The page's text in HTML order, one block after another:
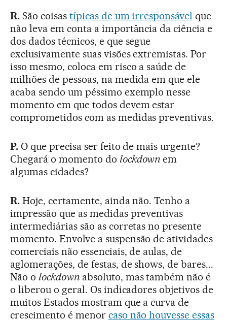
R. São coisas típicas de um irresponsável que
não leva em conta a importância da ciência e
dos dados técnicos, e que segue
exclusivamente suas visões extremistas. Por
isso mesmo, coloca em risco a saúde de
milhões de pessoas, na medida em que ele
acaba sendo um péssimo exemplo nesse
momento em que todos devem estar
comprometidos com as medidas preventivas.
P.O que precisa ser feito de mais urgente?
Chegará o momento do lockdown em
algumas cidades?
R. Hoje, certamente, ainda não. Tenho a
impressão que as medidas preventivas
intermediárias são as corretas no presente
momento. Envolve a suspensão de atividades
comerciais não essenciais, de aulas, de
aglomerações, de festas, de shows, de bares...
Não o lockdownabsoluto, mas também não é
o liberou o geral. Os indicadores objetivos de
muitos Estados mostram que a curva de
crescimento é menor caso não houvesse essas